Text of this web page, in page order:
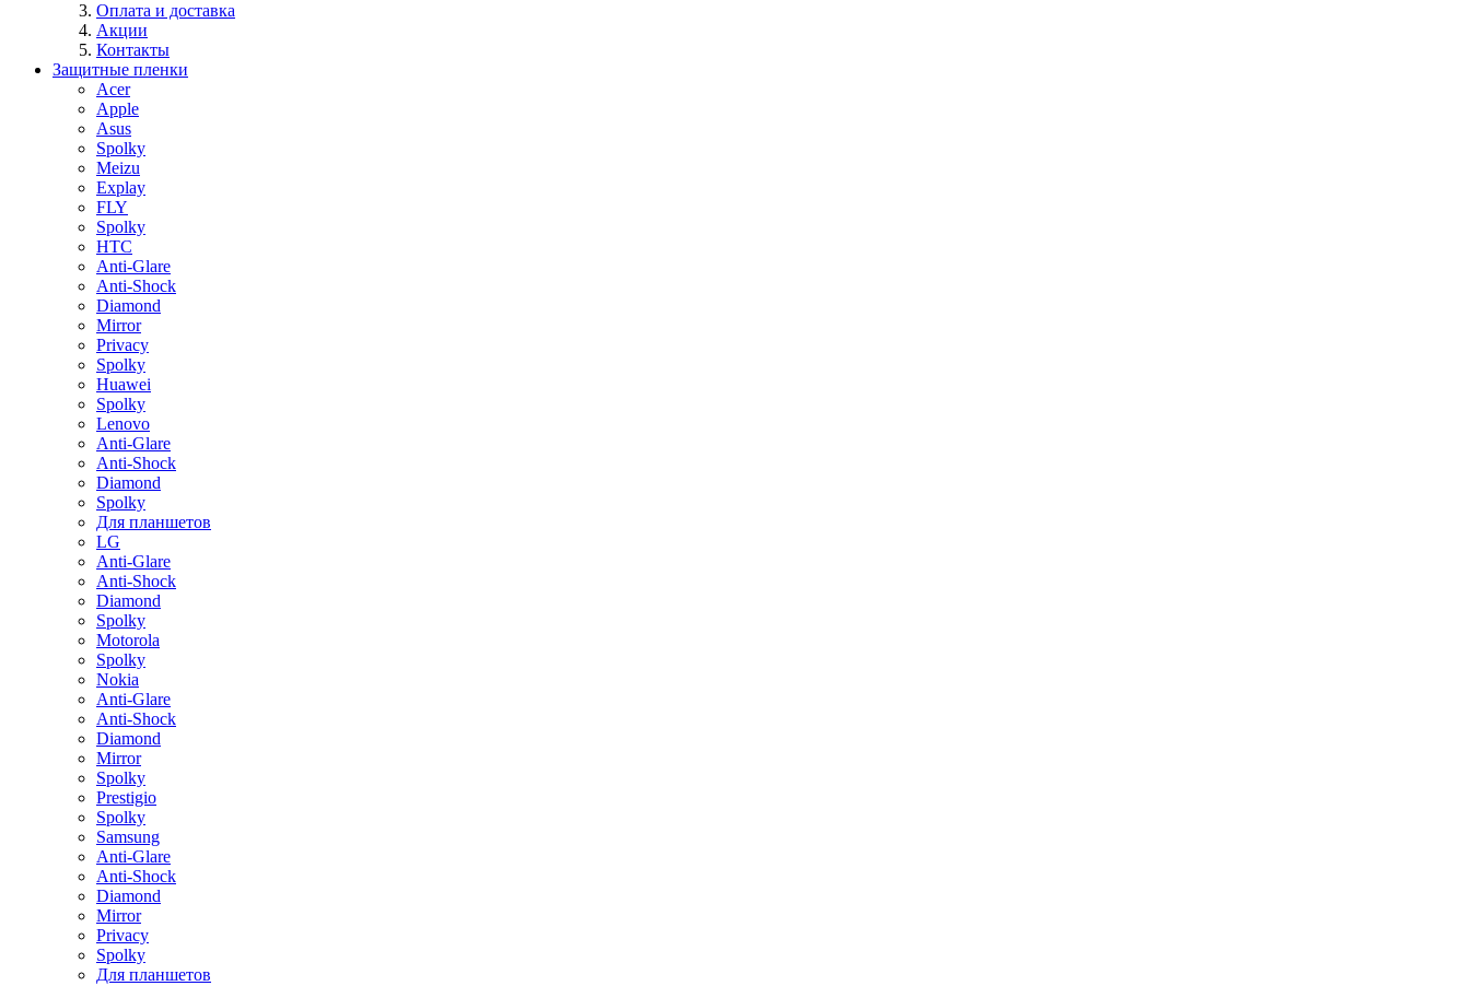
Оплата и доставка
Акции
Контакты
Защитные пленки
Acer
Apple
Asus
Spolky
Meizu
Explay
FLY
Spolky
HTC
Anti-Glare
Anti-Shock
Diamond
Mirror
Privacy
Spolky
Huawei
Spolky
Lenovo
Anti-Glare
Anti-Shock
Diamond
Spolky
Для планшетов
LG
Anti-Glare
Anti-Shock
Diamond
Spolky
Motorola
Spolky
Nokia
Anti-Glare
Anti-Shock
Diamond
Mirror
Spolky
Prestigio
Spolky
Samsung
Anti-Glare
Anti-Shock
Diamond
Mirror
Privacy
Spolky
Для планшетов